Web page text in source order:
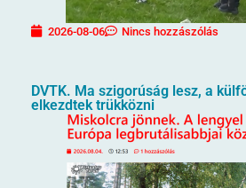
2026-08-06 Nincs hozzászólás
DVTK. Ma szigorúság lesz, a
elkezdtek trükközni